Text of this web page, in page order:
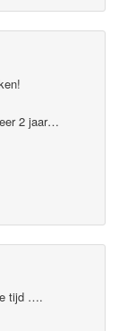
2 jaar…
tijd ….